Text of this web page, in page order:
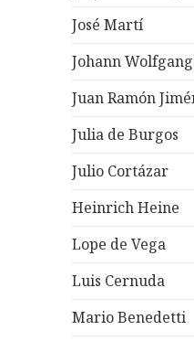
José Martí
Johann
Juan Ramón
Julia de Burgos
Julio Cortázar
Heinrich Heine
Lope de Vega
Luis Cernuda
Mario Benedetti